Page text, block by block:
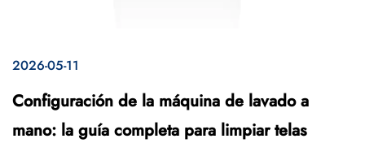
2026-05-11
Configuración de la máquina de lavado a
mano: la guía completa para limpiar telas